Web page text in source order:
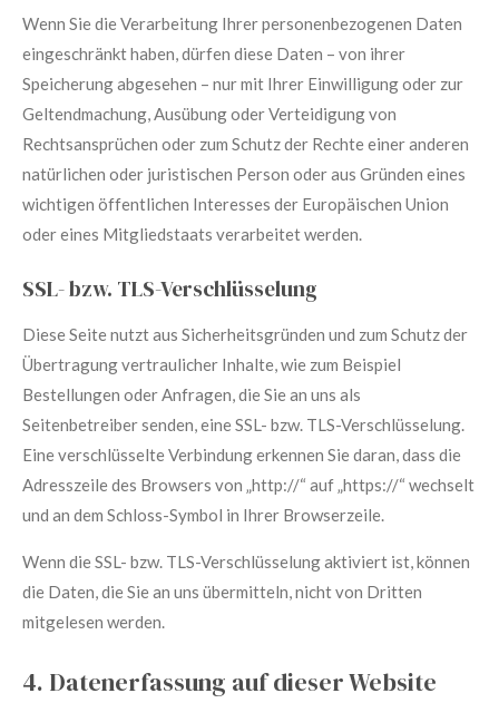
Wenn Sie die Verarbeitung Ihrer personenbezogenen Daten
eingeschränkt haben, dürfen diese Daten – von ihrer
Speicherung abgesehen – nur mit Ihrer Einwilligung oder zur
Geltendmachung, Ausübung oder Verteidigung von
Rechtsansprüchen oder zum Schutz der Rechte einer anderen
natürlichen oder juristischen Person oder aus Gründen eines
wichtigen öffentlichen Interesses der Europäischen Union
oder eines Mitgliedstaats verarbeitet werden.
SSL- bzw. TLS-Verschlüsselung
Diese Seite nutzt aus Sicherheitsgründen und zum Schutz der
Übertragung vertraulicher Inhalte, wie zum Beispiel
Bestellungen oder Anfragen, die Sie an uns als
Seitenbetreiber senden, eine SSL- bzw. TLS-Verschlüsselung.
Eine verschlüsselte Verbindung erkennen Sie daran, dass die
Adresszeile des Browsers von „http://“ auf „https://“ wechselt
und an dem Schloss-Symbol in Ihrer Browserzeile.
Wenn die SSL- bzw. TLS-Verschlüsselung aktiviert ist, können
die Daten, die Sie an uns übermitteln, nicht von Dritten
mitgelesen werden.
4. Datenerfassung auf dieser Website